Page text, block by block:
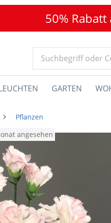
50%
GARTEN
Pflanzen
angesehen